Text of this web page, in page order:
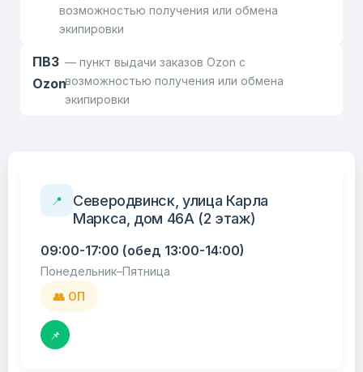
возможностью получения или обмена
экипировки
ПВЗ
Ozon
— пункт выдачи заказов Ozon с
возможностью получения или обмена
экипировки
📍
Северодвинск, улица Карла
Маркса, дом 46А (2 этаж)
09:00-17:00 (обед 13:00-14:00)
Понедельник–Пятница
👥 ОП
📌